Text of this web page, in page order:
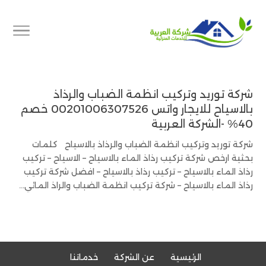
شركة توريد وتركيب انظمة الضباب والرذاذ
بالاسياح للايجار واتس 00201006307526 خصم
40% -الشركة العربية
شركة توريد وتركيب انظمة الضباب والرذاذ بالاسياح كلمات
بحثية ارخص شركة تركيب رذاذ الماء بالاسياح – الاسياح – تركيب
رذاذ الماء بالاسياح – تركيب رذاذ بالاسياح – افضل شركة تركيب
رذاذ الماء بالاسياح – شركة تركيب انظمة الضباب والراذ المائي...
الرئيسية عن الشركة خدماتنا